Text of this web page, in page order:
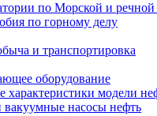
по Морской и речной
по горному делу
и транспортировка
оборудование
характеристики модели
насосы нефть